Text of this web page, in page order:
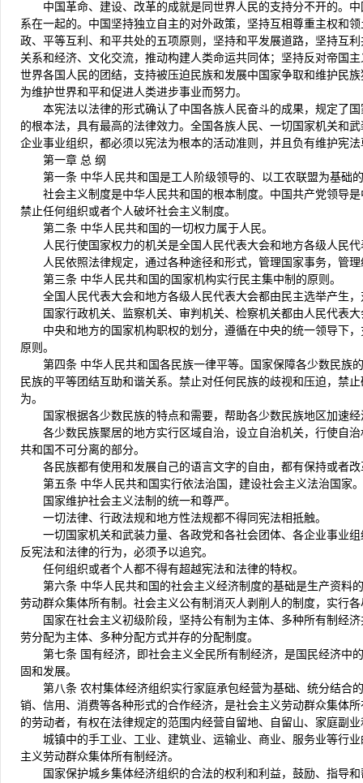
中国革命、建设、改革的成就是同世界人民的支持分不开的。
系在一起的。中国坚持独立自主的对外政策，坚持互相尊重主权和
政、平等互利、和平共处的五项原则，坚持和平发展道路，坚持互
关系和经济、文化交流，推动构建人类命运共同体；坚持反对帝国
世界各国人民的团结，支持被压迫民族和发展中国家争取和维护民
为维护世界和平和促进人类进步事业而努力。
本宪法以法律的形式确认了中国各族人民奋斗的成果，规定了
的根本法，具有最高的法律效力。全国各族人民、一切国家机关和
企业事业组织，都必须以宪法为根本的活动准则，并且负有维护宪
第一章 总 纲
第一条 中华人民共和国是工人阶级领导的、以工农联盟为基础
社会主义制度是中华人民共和国的根本制度。中国共产党领导
禁止任何组织或者个人破坏社会主义制度。
第二条 中华人民共和国的一切权力属于人民。
人民行使国家权力的机关是全国人民代表大会和地方各级人民
人民依照法律规定，通过各种途径和形式，管理国家事务，管
第三条 中华人民共和国的国家机构实行民主集中制的原则。
全国人民代表大会和地方各级人民代表大会都由民主选举产生
国家行政机关、监察机关、审判机关、检察机关都由人民代表
中央和地方的国家机构职权的划分，遵循在中央的统一领导下
原则。
第四条 中华人民共和国各民族一律平等。国家保障各少数民族
民族的平等团结互助和谐关系。禁止对任何民族的歧视和压迫，禁
为。
国家根据各少数民族的特点和需要，帮助各少数民族地区加速
各少数民族聚居的地方实行区域自治，设立自治机关，行使自
共和国不可分离的部分。
各民族都有使用和发展自己的语言文字的自由，都有保持或者
第五条 中华人民共和国实行依法治国，建设社会主义法治国家。
国家维护社会主义法制的统一和尊严。
一切法律、行政法规和地方性法规都不得同宪法相抵触。
一切国家机关和武装力量、各政党和各社会团体、各企业事业
反宪法和法律的行为，必须予以追究。
任何组织或者个人都不得有超越宪法和法律的特权。
第六条 中华人民共和国的社会主义经济制度的基础是生产资料
劳动群众集体所有制。社会主义公有制消灭人剥削人的制度，实行
国家在社会主义初级阶段，坚持公有制为主体、多种所有制经
劳分配为主体、多种分配方式并存的分配制度。
第七条 国有经济，即社会主义全民所有制经济，是国民经济中
固和发展。
第八条 农村集体经济组织实行家庭承包经营为基础、统分结合
销、信用、消费等各种形式的合作经济，是社会主义劳动群众集体
的劳动者，有权在法律规定的范围内经营自留地、自留山、家庭副
城镇中的手工业、工业、建筑业、运输业、商业、服务业等行
主义劳动群众集体所有制经济。
国家保护城乡集体经济组织的合法的权利和利益，鼓励、指导